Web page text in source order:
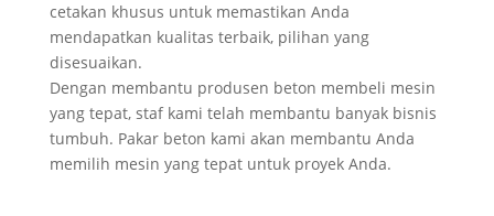
cetakan khusus untuk memastikan Anda
mendapatkan kualitas terbaik, pilihan yang
disesuaikan.
Dengan membantu produsen beton membeli mesin
yang tepat, staf kami telah membantu banyak bisnis
tumbuh. Pakar beton kami akan membantu Anda
memilih mesin yang tepat untuk proyek Anda.